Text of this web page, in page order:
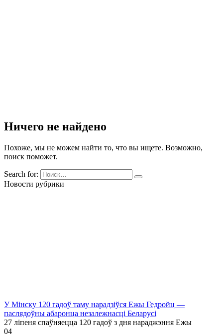
Ничего не найдено
Похоже, мы не можем найти то, что вы ищете. Возможно,
поиск поможет.
Search for:
Новости рубрики
У Мінску 120 гадоў таму нарадзіўся Ежы Гедройц —
паслядоўны абаронца незалежнасці Беларусі
27 ліпеня спаўняецца 120 гадоў з дня нараджэння Ежы
04